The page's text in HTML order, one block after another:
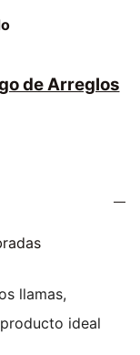
de Arreglos
llamas,
ideal